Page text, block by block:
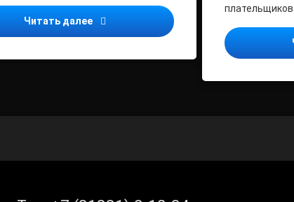
Читать далее Извещение о предоставлении
плательщиков